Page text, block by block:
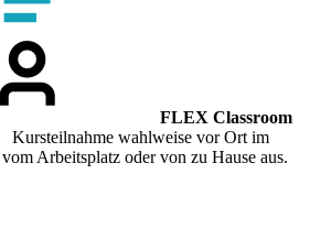
FLEX Classroom
Kursteilnahme wahlweise vor Ort im
Arbeitsplatz oder von zu Hause aus.